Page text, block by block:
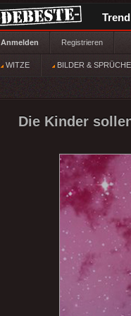
Trend
Anmelden Registrieren
WITZE BILDER & SPRÜCHE
Die Kinder